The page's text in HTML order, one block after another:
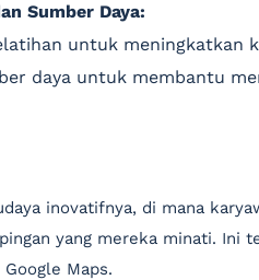
Sumber Daya:
untuk meningkatkan
daya untuk membantu
inovatifnya, di mana
yang mereka minati. Ini
Maps.